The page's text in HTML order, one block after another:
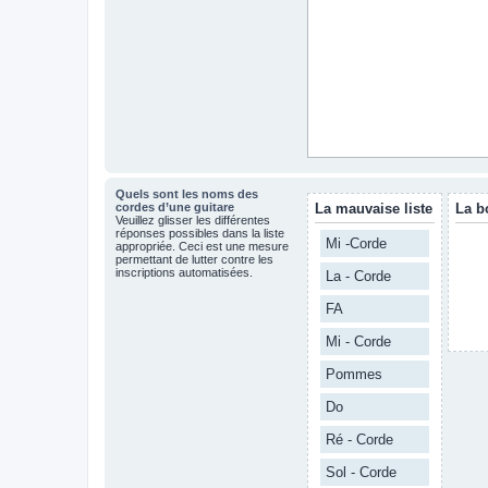
Quels sont les noms des
cordes d’une guitare
Veuillez glisser les différentes
réponses possibles dans la liste
appropriée. Ceci est une mesure
permettant de lutter contre les
inscriptions automatisées.
La mauvaise liste
Mi -Corde
La - Corde
FA
Mi - Corde
Pommes
Do
Ré - Corde
Sol - Corde
La